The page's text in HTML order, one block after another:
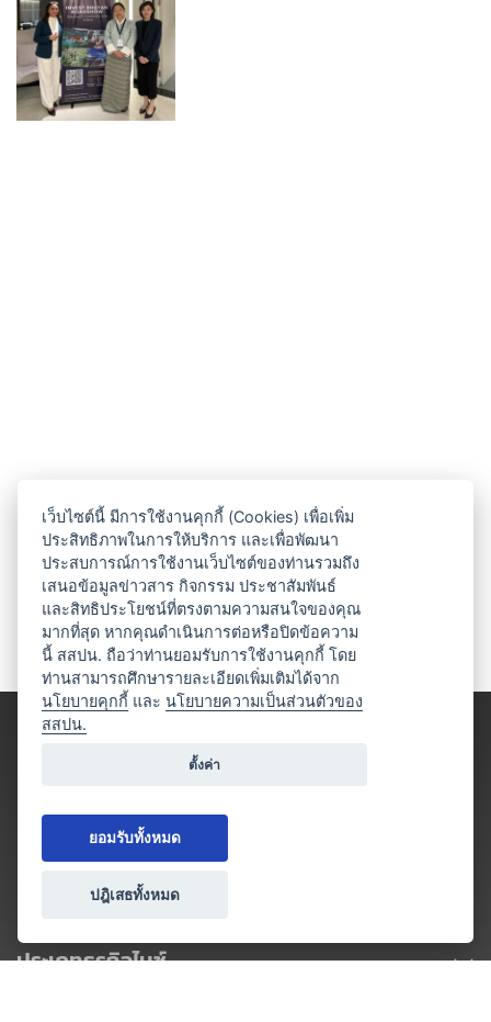
ประเภทธุรกิจไมซ์
เว็บไซต์นี้ มีการใช้งานคุกกี้ (Cookies) เพื่อเพิ่ม
ประสิทธิภาพในการให้บริการ และเพื่อพัฒนา
ประสบการณ์การใช้งานเว็บไซต์ของท่านรวมถึง
เสนอข้อมูลข่าวสาร กิจกรรม ประชาสัมพันธ์
และสิทธิประโยชน์ที่ตรงตามความสนใจของคุณ
มากที่สุด หากคุณดำเนินการต่อหรือปิดข้อความ
นี้ สสปน. ถือว่าท่านยอมรับการใช้งานคุกกี้ โดย
ท่านสามารถศึกษารายละเอียดเพิ่มเติมได้จาก
นโยบายคุกกี้ และนโยบายความเป็นส่วนตัวของ
สสปน.
ตั้งค่า
ยอมรับทั้งหมด
ปฎิเสธทั้งหมด